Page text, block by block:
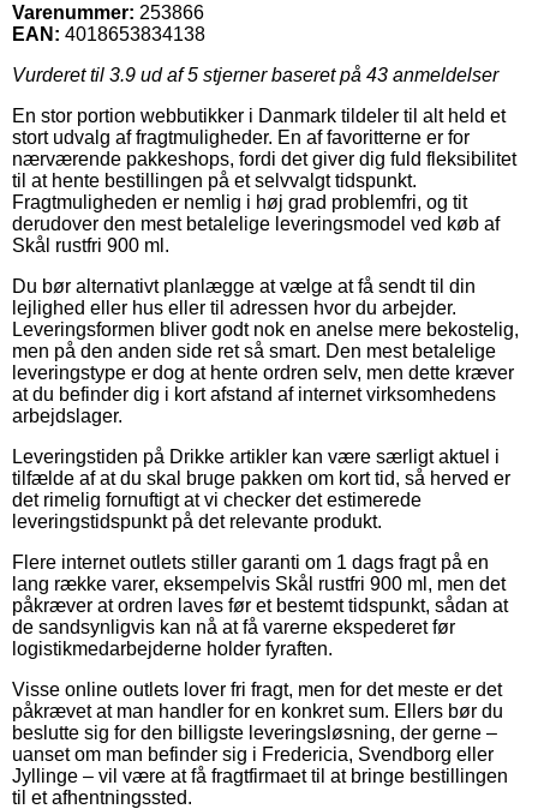
Varenummer: 253866
EAN: 4018653834138
Vurderet til 3.9 ud af 5 stjerner baseret på 43 anmeldelser
En stor portion webbutikker i Danmark tildeler til alt held et
stort udvalg af fragtmuligheder. En af favoritterne er for
nærværende pakkeshops, fordi det giver dig fuld fleksibilitet
til at hente bestillingen på et selvvalgt tidspunkt.
Fragtmuligheden er nemlig i høj grad problemfri, og tit
derudover den mest betalelige leveringsmodel ved køb af
Skål rustfri 900 ml.
Du bør alternativt planlægge at vælge at få sendt til din
lejlighed eller hus eller til adressen hvor du arbejder.
Leveringsformen bliver godt nok en anelse mere bekostelig,
men på den anden side ret så smart. Den mest betalelige
leveringstype er dog at hente ordren selv, men dette kræver
at du befinder dig i kort afstand af internet virksomhedens
arbejdslager.
Leveringstiden på Drikke artikler kan være særligt aktuel i
tilfælde af at du skal bruge pakken om kort tid, så herved er
det rimelig fornuftigt at vi checker det estimerede
leveringstidspunkt på det relevante produkt.
Flere internet outlets stiller garanti om 1 dags fragt på en
lang række varer, eksempelvis Skål rustfri 900 ml, men det
påkræver at ordren laves før et bestemt tidspunkt, sådan at
de sandsynligvis kan nå at få varerne ekspederet før
logistikmedarbejderne holder fyraften.
Visse online outlets lover fri fragt, men for det meste er det
påkrævet at man handler for en konkret sum. Ellers bør du
beslutte sig for den billigste leveringsløsning, der gerne –
uanset om man befinder sig i Fredericia, Svendborg eller
Jyllinge – vil være at få fragtfirmaet til at bringe bestillingen
til et afhentningssted.